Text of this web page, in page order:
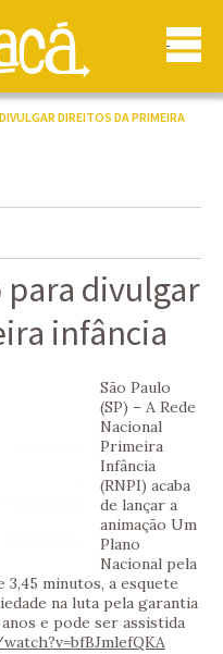
DIREITOS DA PRIMEIRA
para divulgar
infância
São Paulo
(SP) – A Rede
Nacional
Primeira
Infância
(RNPI) acaba
de lançar a
animação Um
Plano
Nacional pela
3,45 minutos, a esquete
na luta pela garantia
e pode ser assistida